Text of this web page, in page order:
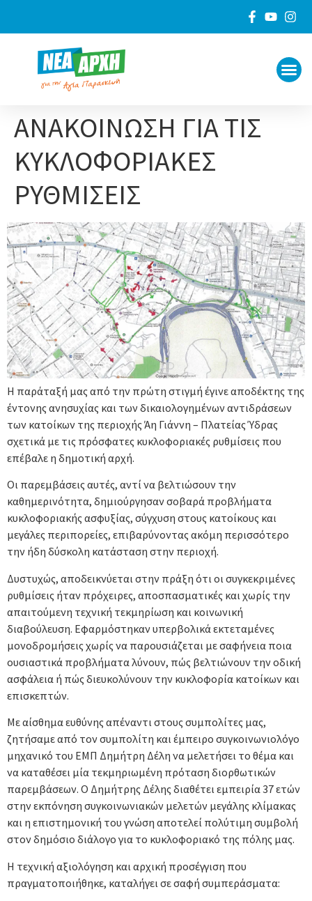
ΑΝΑΚΟΙΝΩΣΗ ΓΙΑ ΤΙΣ
ΚΥΚΛΟΦΟΡΙΑΚΕΣ
ΡΥΘΜΙΣΕΙΣ
Η παράταξή μας από την πρώτη στιγμή έγινε αποδέκτης της
έντονης ανησυχίας και των δικαιολογημένων αντιδράσεων
των κατοίκων της περιοχής Άη Γιάννη – Πλατείας Ύδρας
σχετικά με τις πρόσφατες κυκλοφοριακές ρυθμίσεις που
επέβαλε η δημοτική αρχή.
Οι παρεμβάσεις αυτές, αντί να βελτιώσουν την
καθημερινότητα, δημιούργησαν σοβαρά προβλήματα
κυκλοφοριακής ασφυξίας, σύγχυση στους κατοίκους και
μεγάλες περιπορείες, επιβαρύνοντας ακόμη περισσότερο
την ήδη δύσκολη κατάσταση στην περιοχή.
Δυστυχώς, αποδεικνύεται στην πράξη ότι οι συγκεκριμένες
ρυθμίσεις ήταν πρόχειρες, αποσπασματικές και χωρίς την
απαιτούμενη τεχνική τεκμηρίωση και κοινωνική
διαβούλευση. Εφαρμόστηκαν υπερβολικά εκτεταμένες
μονοδρομήσεις χωρίς να παρουσιάζεται με σαφήνεια ποια
ουσιαστικά προβλήματα λύνουν, πώς βελτιώνουν την οδική
ασφάλεια ή πώς διευκολύνουν την κυκλοφορία κατοίκων και
επισκεπτών.
Με αίσθημα ευθύνης απέναντι στους συμπολίτες μας,
ζητήσαμε από τον συμπολίτη και έμπειρο συγκοινωνιολόγο
μηχανικό του ΕΜΠ Δημήτρη Δέλη να μελετήσει το θέμα και
να καταθέσει μία τεκμηριωμένη πρόταση διορθωτικών
παρεμβάσεων. Ο Δημήτρης Δέλης διαθέτει εμπειρία 37 ετών
στην εκπόνηση συγκοινωνιακών μελετών μεγάλης κλίμακας
και η επιστημονική του γνώση αποτελεί πολύτιμη συμβολή
στον δημόσιο διάλογο για το κυκλοφοριακό της πόλης μας.
Η τεχνική αξιολόγηση και αρχική προσέγγιση που
πραγματοποιήθηκε, καταλήγει σε σαφή συμπεράσματα: